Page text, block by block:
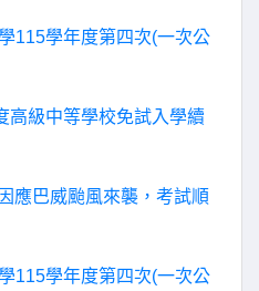
115學年度第四次(一次公
高級中等學校免試入學續
應巴威颱風來襲，考試順
115學年度第四次(一次公